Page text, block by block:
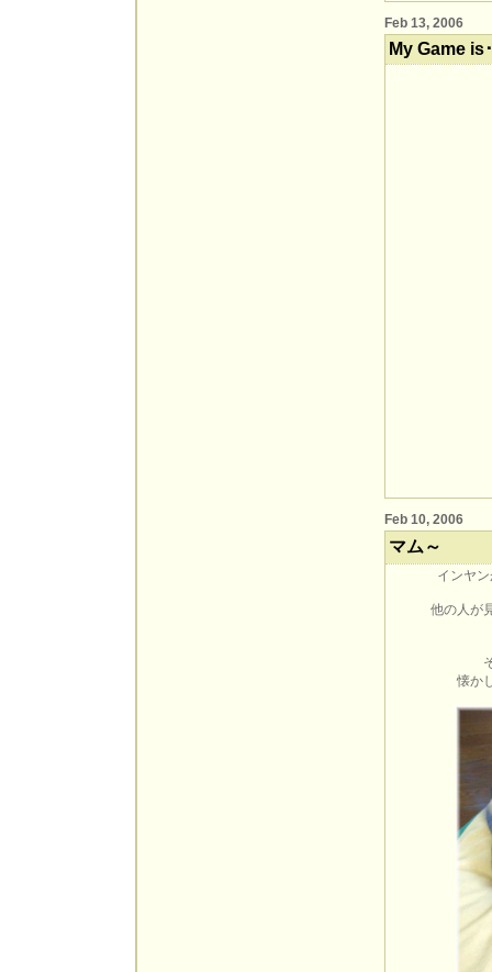
Feb 13, 2006
My Game is
Feb 10, 2006
マム～
インヤ
他の人が
懐か